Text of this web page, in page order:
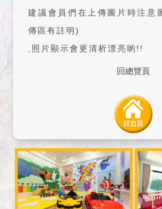
建議會員們在上傳圖片時注意
傳區有註明)
,照片顯示會更清析漂亮喲!!
回總覽頁